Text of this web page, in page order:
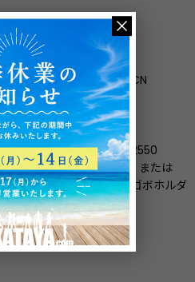
36°, 50°
：CTC-50HC, CTC-50HCN
ブル
ー：DF60X1D, DF20D
OHDZOOM2550
のサンドイッチスタイル または
イリススロットスタイルゴボホルダ